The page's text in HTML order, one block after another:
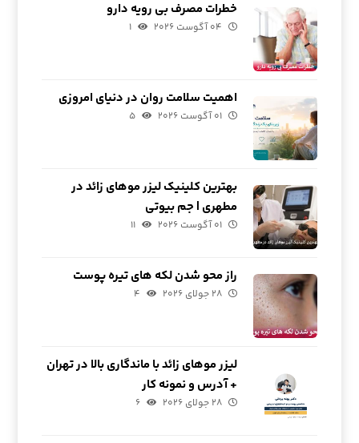
خطرات مصرف بی رویه دارو
۰۴ آگوست ۲۰۲۶ ۱
اهمیت سلامت روان در دنیای امروزی
۰۱ آگوست ۲۰۲۶ ۵
بهترین کلینیک لیزر موهای زائد در
مطهری | جم بیوتی
۰۱ آگوست ۲۰۲۶ ۱۱
راز محو شدن لکه های تیره پوست
۲۸ جولای ۲۰۲۶ ۴
لیزر موهای زائد با ماندگاری بالا در تهران
+ آدرس و نمونه کار
۲۸ جولای ۲۰۲۶ ۶